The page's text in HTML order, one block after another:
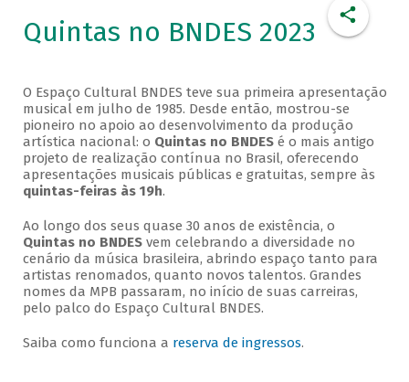
Quintas no BNDES 2023
O Espaço Cultural BNDES teve sua primeira apresentação
musical em julho de 1985. Desde então, mostrou-se
pioneiro no apoio ao desenvolvimento da produção
artística nacional: o Quintas no BNDESé o mais antigo
projeto de realização contínua no Brasil, oferecendo
apresentações musicais públicas e gratuitas, sempre às
quintas-feiras às 19h.
Ao longo dos seus quase 30 anos de existência, o
Quintas no BNDESvem celebrando a diversidade no
cenário da música brasileira, abrindo espaço tanto para
artistas renomados, quanto novos talentos. Grandes
nomes da MPB passaram, no início de suas carreiras,
pelo palco do Espaço Cultural BNDES.
Saiba como funciona a reserva de ingressos.